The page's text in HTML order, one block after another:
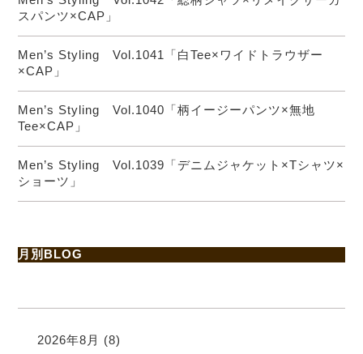
スパンツ×CAP」
Men’s Styling Vol.1041「白Tee×ワイドトラウザー
×CAP」
Men’s Styling Vol.1040「柄イージーパンツ×無地
Tee×CAP」
Men’s Styling Vol.1039「デニムジャケット×Tシャツ×
ショーツ」
月別BLOG
2026年8月 (8)